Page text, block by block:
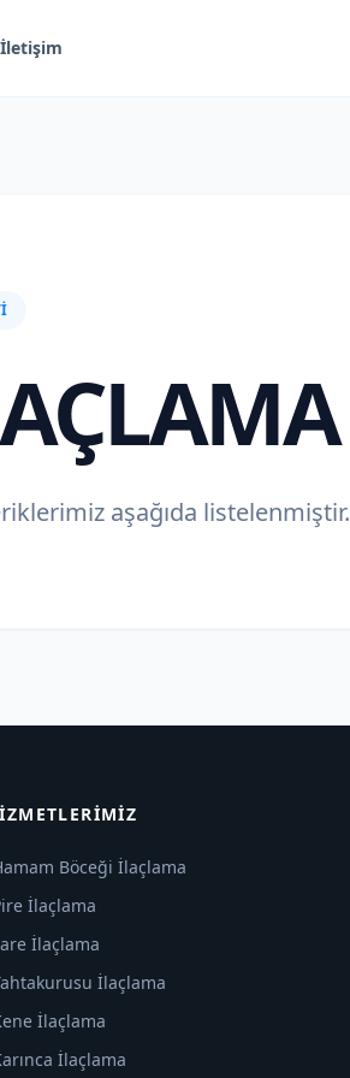
İletişim
aşağıda listelenmiştir.
Böceği İlaçlama
İlaçlama
İlaçlama
İlaçlama
İlaçlama
İlaçlama